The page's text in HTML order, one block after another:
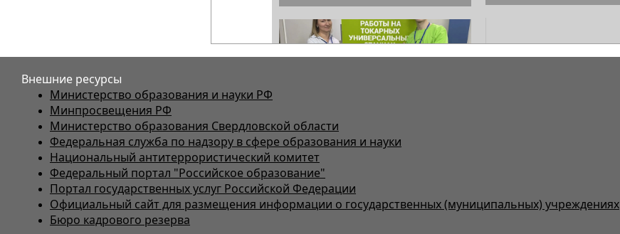
Внешние ресурсы
Министерство образования и науки РФ
Минпросвещения РФ
Министерство образования Свердловской области
Федеральная служба по надзору в сфере образования и науки
Национальный антитеррористический комитет
Федеральный портал "Российское образование"
Портал государственных услуг Российской Федерации
Официальный сайт для размещения информации о государственных (муниципальных) учреждениях
Бюро кадрового резерва